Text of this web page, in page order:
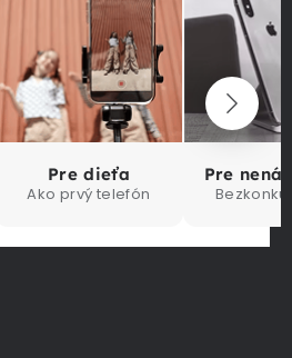
Pre dieťa
Ako prvý telefón
Pre